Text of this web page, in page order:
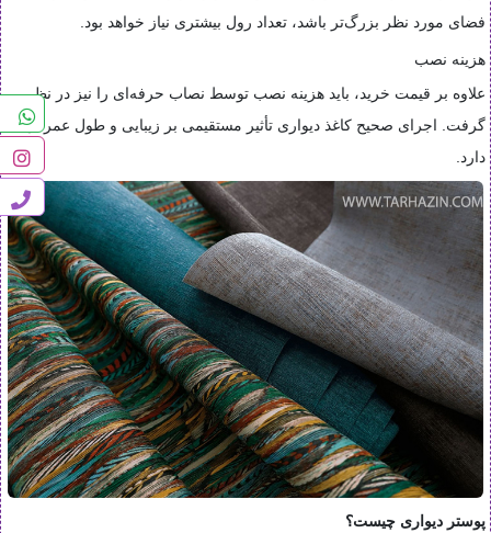
فضای مورد نظر بزرگ‌تر باشد، تعداد رول بیشتری نیاز خواهد بود.
هزینه نصب
علاوه بر قیمت خرید، باید هزینه نصب توسط نصاب حرفه‌ای را نیز در نظر
گرفت. اجرای صحیح کاغذ دیواری تأثیر مستقیمی بر زیبایی و طول عمر آن
دارد.
پوستر دیواری چیست؟